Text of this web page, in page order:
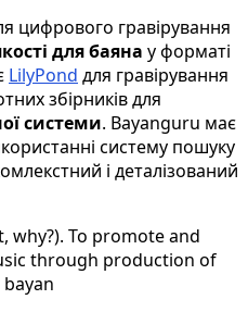
цифрового гравірування
для баяна у форматі
LilyPond для гравірування
збірників для
системи. Bayanguru має
систему пошуку
і деталізований
why?). To promote and
through production of